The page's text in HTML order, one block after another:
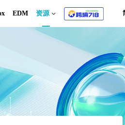
空运 海运 Starlink box